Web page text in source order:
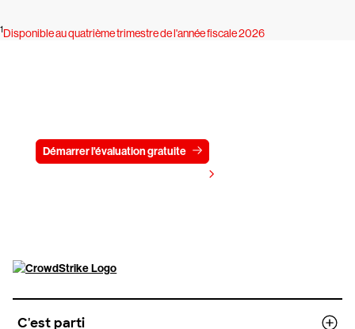
1Disponible au quatrième trimestre de l'année fiscale 2026
Démarrer l'évaluation gratuite
C'est parti